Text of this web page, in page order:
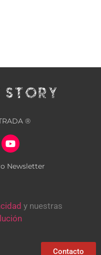
®
Newsletter
y nuestras
Contacto